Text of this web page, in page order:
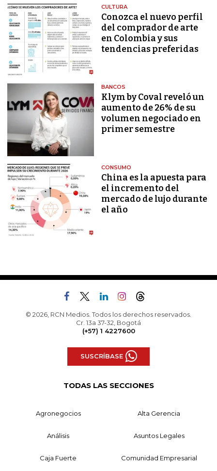
CULTURA
Conozca el nuevo perfil
del comprador de arte
en Colombia y sus
tendencias preferidas
BANCOS
Klym by Coval reveló un
aumento de 26% de su
volumen negociado en
primer semestre
CONSUMO
China es la apuesta para
el incremento del
mercado de lujo durante
el año
© 2026, RCN Medios. Todos los derechos reservados.
Cr. 13a 37-32, Bogotá
(+57) 1 4227600
SUSCRÍBASE
TODAS LAS SECCIONES
Agronegocios Alta Gerencia
Análisis Asuntos Legales
Caja Fuerte Comunidad Empresarial